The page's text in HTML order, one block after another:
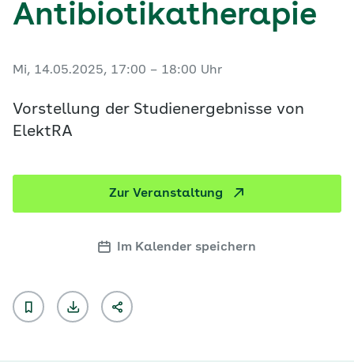
Antibiotikatherapie
Mi, 14.05.2025, 17:00 – 18:00 Uhr
Vorstellung der Studienergebnisse von
ElektRA
Zur Veranstaltung
Im Kalender speichern